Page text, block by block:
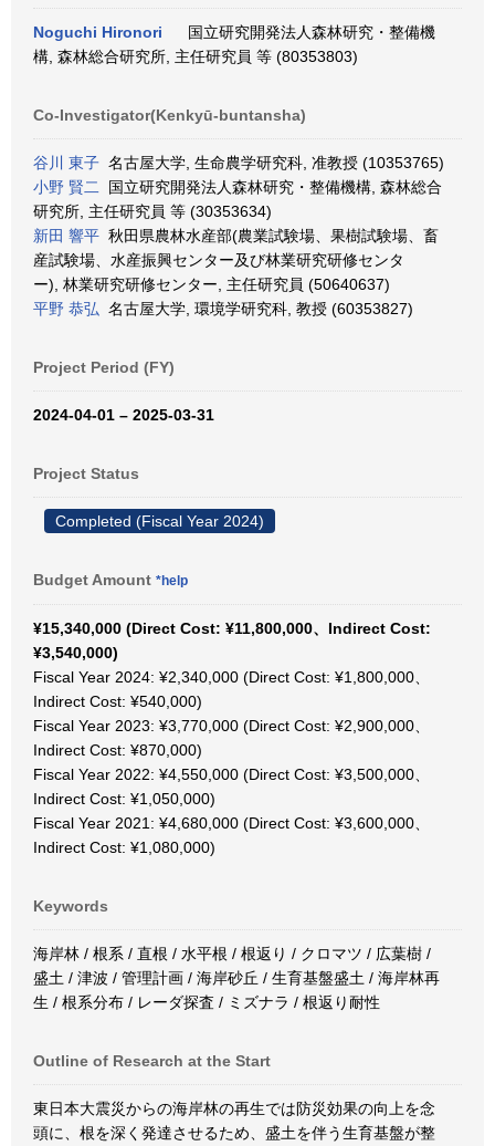
Noguchi Hironori
国立研究開発法人森林研究・整備機
構, 森林総合研究所, 主任研究員 等 (80353803)
Co-Investigator(Kenkyū-buntansha)
谷川 東子 名古屋大学, 生命農学研究科, 准教授 (10353765)
小野 賢二
国立研究開発法人森林研究・整備機構, 森林総合
研究所, 主任研究員 等 (30353634)
新田 響平 秋田県農林水産部(農業試験場、果樹試験場、畜
産試験場、水産振興センター及び林業研究研修センタ
ー), 林業研究研修センター, 主任研究員 (50640637)
平野 恭弘 名古屋大学, 環境学研究科, 教授 (60353827)
Project Period (FY)
2024-04-01 – 2025-03-31
Project Status
Completed (Fiscal Year 2024)
Budget Amount *help
¥15,340,000 (Direct Cost: ¥11,800,000、Indirect Cost:
¥3,540,000)
Fiscal Year 2024: ¥2,340,000 (Direct Cost: ¥1,800,000、
Indirect Cost: ¥540,000)
Fiscal Year 2023: ¥3,770,000 (Direct Cost: ¥2,900,000、
Indirect Cost: ¥870,000)
Fiscal Year 2022: ¥4,550,000 (Direct Cost: ¥3,500,000、
Indirect Cost: ¥1,050,000)
Fiscal Year 2021: ¥4,680,000 (Direct Cost: ¥3,600,000、
Indirect Cost: ¥1,080,000)
Keywords
海岸林 / 根系 / 直根 / 水平根 / 根返り / クロマツ / 広葉樹 /
盛土 / 津波 / 管理計画 / 海岸砂丘 / 生育基盤盛土 / 海岸林再
生 / 根系分布 / レーダ探査 / ミズナラ / 根返り耐性
Outline of Research at the Start
東日本大震災からの海岸林の再生では防災効果の向上を念
頭に、根を深く発達させるため、盛土を伴う生育基盤が整